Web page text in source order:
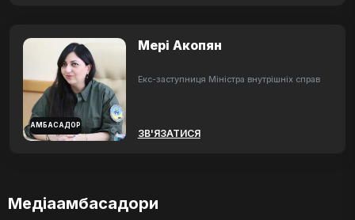
АМБАСАДОР
Мері Акопян
Екс-заступниця Міністра внутрішніх справ
ЗВ'ЯЗАТИСЯ
Медіаамбасадори